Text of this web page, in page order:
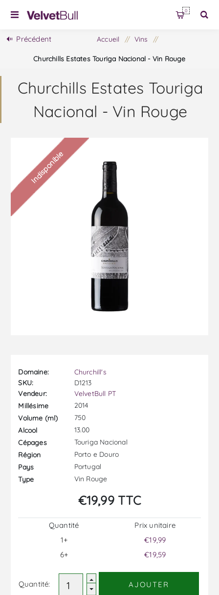
0
Précédent Accueil / Vins /
Churchills Estates Touriga Nacional - Vin Rouge
Churchills Estates Touriga
Nacional - Vin Rouge
Indisponible
Domaine:
Churchill's
SKU:
D1213
Vendeur:
VelvetBull PT
Millésime
2014
Volume (ml)
750
Alcool
13.00
Cépages
Touriga Nacional
Région
Porto e Douro
Pays
Portugal
Type
Vin Rouge
€19,99 TTC
Quantité
1+
6+
Prix ​​unitaire
€19,99
€19,59
Quantité: AJOUTER